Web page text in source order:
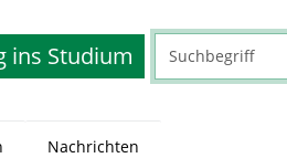
ins Studium
Nachrichten